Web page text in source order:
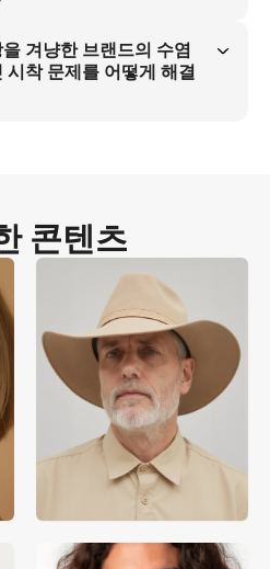
다.
합니다. 판매자는 수염 친화적 버킷햇
렌더링을 우선시하여 글로벌 캐주얼
해야 합니다.
겨냥한 브랜드의 수염
착 문제를 어떻게 해결
콘텐츠